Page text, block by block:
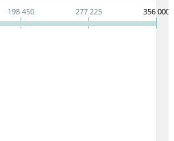
198 450 277 225 356 000